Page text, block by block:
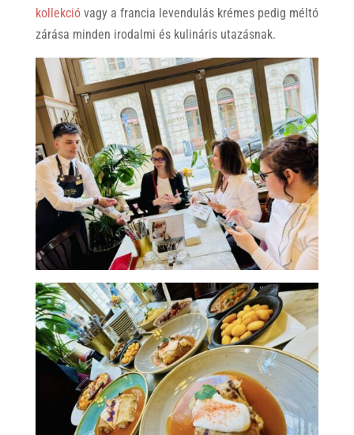
kollekcióvagy a francia levendulás krémes pedig méltó
zárása minden irodalmi és kulináris utazásnak.